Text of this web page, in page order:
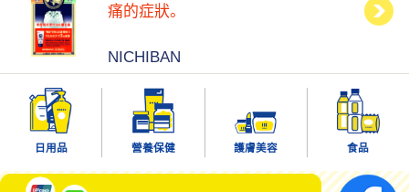
痛的症狀。
NICHIBAN
日用品 營養保健 護膚美容 食品